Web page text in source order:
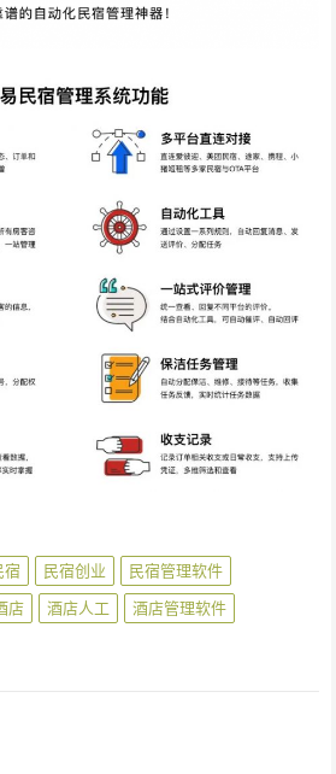
宿 民宿创业
民宿管理软件
店 酒店人工
酒店管理软件